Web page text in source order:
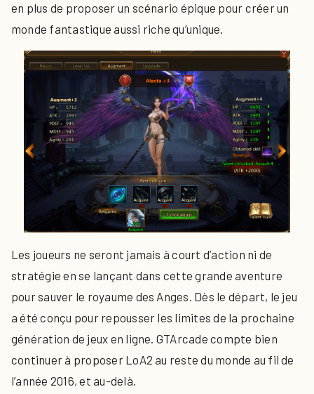
en plus de proposer un scénario épique pour créer un
monde fantastique aussi riche qu’unique.
Les joueurs ne seront jamais à court d’action ni de
stratégie en se lançant dans cette grande aventure
pour sauver le royaume des Anges. Dès le départ, le jeu
a été conçu pour repousser les limites de la prochaine
génération de jeux en ligne. GTArcade compte bien
continuer à proposer LoA2 au reste du monde au fil de
l’année 2016, et au-delà.